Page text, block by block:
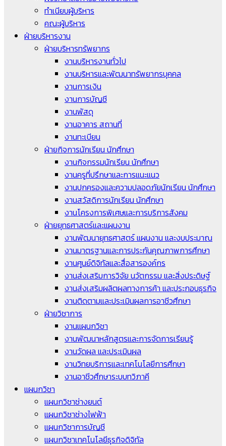
ทำเนียบผู้บริหาร
คณะผู้บริหาร
ฝ่ายบริหารงาน
ฝ่ายบริหารทรัพยากร
งานบริหารงานทั่วไป
งานบริหารและพัฒนาทรัพยากรบุคคล
งานการเงิน
งานการบัญชี
งานพัสดุ
งานอาคาร สถานที่
งานทะเบียน
ฝ่ายกิจการนักเรียน นักศึกษา
งานกิจกรรมนักเรียน นักศึกษา
งานครูที่ปรึกษาและการแนะแนว
งานปกครองและความปลอดภัยนักเรียน นักศึกษา
งานสวัสดิการนักเรียน นักศึกษา
งานโครงการพิเศษและการบริการสังคม
ฝ่ายยุทธศาสตร์และแผนงาน
งานพัฒนายุทธศาสตร์ แผนงาน และงบประมาณ
งานมาตรฐานและการประกันคุณภาพการศึกษา
งานศูนย์ดิจิทัลและสื่อสารองค์กร
งานส่งเสริมการวิจัย นวัตกรรม และสิ่งประดิษฐ์
งานส่งเสริมผลิตผลทางการค้า และประกอบธุรกิจ
งานติดตามและประเมินผลการอาชีวศึกษา
ฝ่ายวิชาการ
งานแผนกวิชา
งานพัฒนาหลักสูตรและการจัดการเรียนรู้
งานวัดผล และประเมินผล
งานวิทยบริการและเทคโนโลยีการศึกษา
งานอาชีวศึกษาระบบทวิภาคี
แผนกวิชา
แผนกวิชาช่างยนต์
แผนกวิชาช่างไฟฟ้า
แผนกวิชาการบัญชี
แผนกวิชาเทคโนโลยีธุรกิจดิจิทัล